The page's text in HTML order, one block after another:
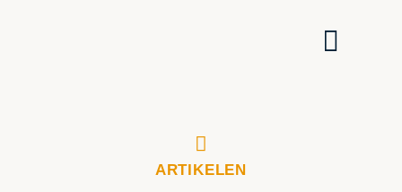
ARTIKELEN